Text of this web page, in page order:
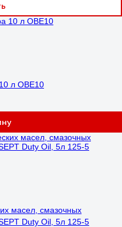
л OBE10
масел, смазочных
Duty Oil, 5л 125-5